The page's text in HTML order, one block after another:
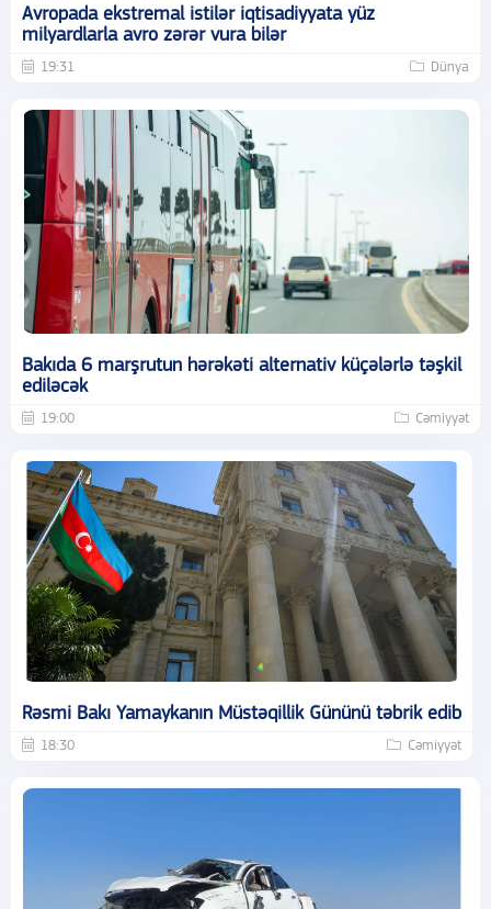
Avropada ekstremal istilər iqtisadiyyata yüz
milyardlarla avro zərər vura bilər
19:31 Dünya
Bakıda 6 marşrutun hərəkəti alternativ küçələrlə təşkil
ediləcək
19:00 Cəmiyyət
Rəsmi Bakı Yamaykanın Müstəqillik Gününü təbrik edib
18:30 Cəmiyyət